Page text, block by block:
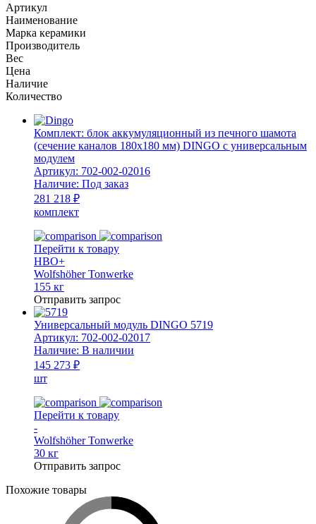
Артикул
Наименование
Марка керамики
Производитель
Вес
Цена
Наличие
Количество
Комплект: блок аккумуляционный из печного шамота
(сечение каналов 180х180 мм) DINGO с универсальным
модулем
Артикул: 702-002-02016
Наличие: Под заказ
281 218 ₽
комплект
Перейти к товару
HBO+
Wolfshöher Tonwerke
155 кг
Отправить запрос
Универсальный модуль DINGO 5719
Артикул: 702-002-02017
Наличие: В наличии
145 273 ₽
шт
Перейти к товару
-
Wolfshöher Tonwerke
30 кг
Отправить запрос
Похожие товары